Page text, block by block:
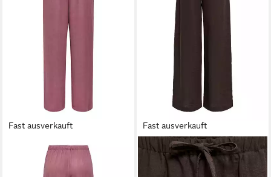
Fast ausverkauft
Schlupfhose
ONLSIESTA MW PULL-UP
Fast ausverkauft
ONLYSchlupfhose
ONLEMMIA MW PULL-UP X-